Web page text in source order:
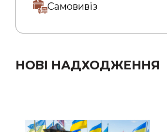
Самовивіз
НОВІ НАДХОДЖЕННЯ